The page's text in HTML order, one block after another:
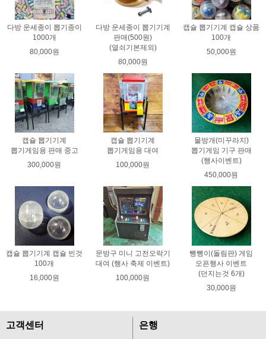
다방 운세종이 뽑기종이
1000개
80,000원
다방 운세종이 뽑기기계
판매(500원)
(열쇠기본제외)
80,000원
캡슐 뽑기기계 캡슐 상품
100개
50,000원
캡슐 뽑기기계
뽑기게임용 판매 중고
300,000원
캡슐 뽑기기계
뽑기게임용 대여
100,000원
물방개(미꾸라지)
뽑기게임 기구 판매
(행사이벤트)
450,000원
캡슐 뽑기기계 캡슐 빈것
100개
16,000원
문방구 미니 고전오락기
대여 (행사 축제 이벤트)
100,000원
뺑뺑이(돌림판) 게임
오픈행사 이벤트
(던지는것 6개)
30,000원
고객센터 은행